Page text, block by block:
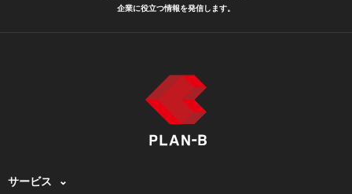
企業に役立つ情報を発信します。
サービス